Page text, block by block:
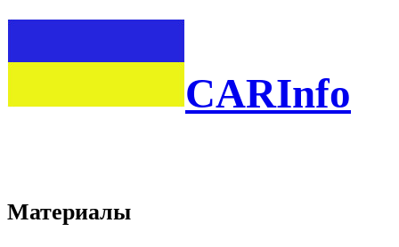
CARInfo
Материалы